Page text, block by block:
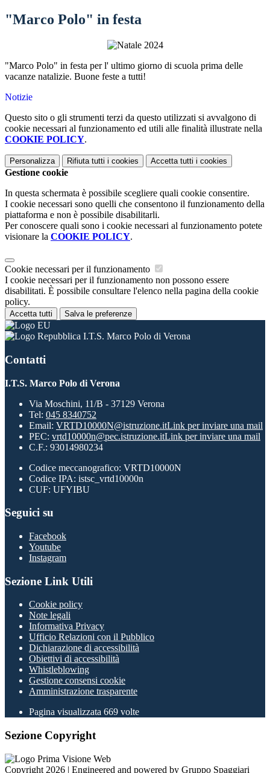
"Marco Polo" in festa
"Marco Polo" in festa per l' ultimo giorno di scuola prima delle
vacanze natalizie. Buone feste a tutti!
Notizie
Questo sito o gli strumenti terzi da questo utilizzati si avvalgono di
cookie necessari al funzionamento ed utili alle finalità illustrate nella
COOKIE POLICY.
Personalizza Rifiuta tutti i cookies Accetta tutti i cookies
Gestione cookie
In questa schermata è possibile scegliere quali cookie consentire.
I cookie necessari sono quelli che consentono il funzionamento della
piattaforma e non è possibile disabilitarli.
Per conoscere quali sono i cookie necessari al funzionamento potete
visionare la COOKIE POLICY.
Cookie necessari per il funzionamento
I cookie necessari per il funzionamento non possono essere
disabilitati. È possibile consultare l'elenco nella pagina della cookie
policy.
Accetta tutti Salva le preferenze
I.T.S. Marco Polo di Verona
Contatti
I.T.S. Marco Polo di Verona
Via Moschini, 11/B - 37129 Verona
Tel: 045 8340752
Email: VRTD10000N@istruzione.itLink per inviare una mail
PEC: vrtd10000n@pec.istruzione.itLink per inviare una mail
C.F.: 93014980234
Codice meccanografico: VRTD10000N
Codice IPA: istsc_vrtd10000n
CUF: UFYIBU
Seguici su
Facebook
Youtube
Instagram
Sezione Link Utili
Cookie policy
Note legali
Informativa Privacy
Ufficio Relazioni con il Pubblico
Dichiarazione di accessibilità
Obiettivi di accessibilità
Whistleblowing
Gestione consensi cookie
Amministrazione trasparente
Pagina visualizzata 669 volte
Sezione Copyright
Copyright 2026 | Engineered and powered by Gruppo Spaggiari